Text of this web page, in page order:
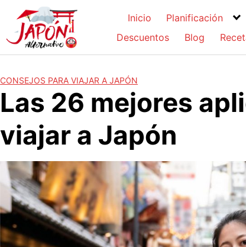
Inicio Planificación
Descuentos
Blog
CONSEJOS PARA VIAJAR A JAPÓN
Las 26 mejores
viajar a Japón